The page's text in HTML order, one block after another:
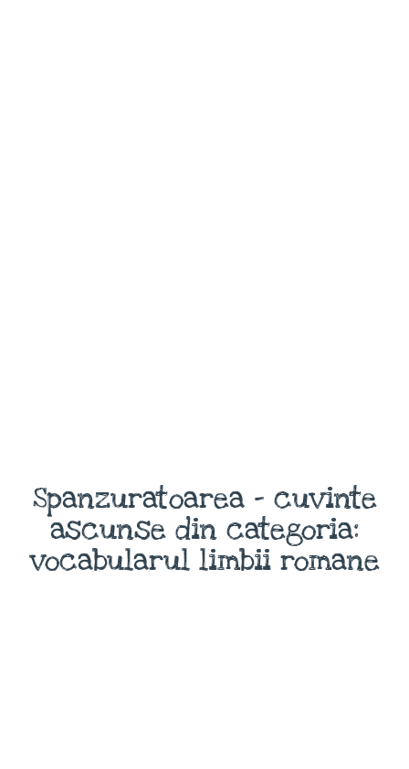
Spanzuratoarea - cuvinte
ascunse din categoria:
vocabularul limbii romane